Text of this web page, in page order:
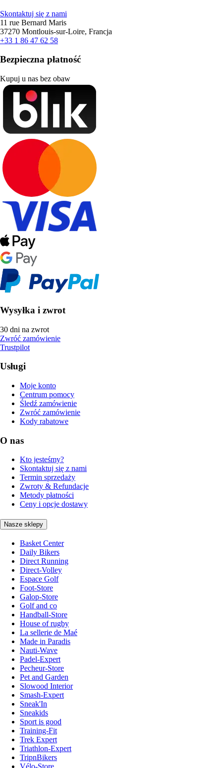
Skontaktuj się z nami
11 rue Bernard Maris
37270 Montlouis-sur-Loire, Francja
+33 1 86 47 62 58
Bezpieczna płatność
Kupuj u nas bez obaw
Wysyłka i zwrot
30 dni na zwrot
Zwróć zamówienie
Trustpilot
Usługi
Moje konto
Centrum pomocy
Śledź zamówienie
Zwróć zamówienie
Kody rabatowe
O nas
Kto jesteśmy?
Skontaktuj się z nami
Termin sprzedaży
Zwroty & Refundacje
Metody płatności
Ceny i opcje dostawy
Nasze sklepy
Basket Center
Daily Bikers
Direct Running
Direct-Volley
Espace Golf
Foot-Store
Galop-Store
Golf and co
Handball-Store
House of rugby
La sellerie de Maé
Made in Paradis
Nauti-Wave
Padel-Expert
Pecheur-Store
Pet and Garden
Slowood Interior
Smash-Expert
Sneak'In
Sneakids
Sport is good
Training-Fit
Trek Expert
Triathlon-Expert
TripnBikers
Vélo-Store